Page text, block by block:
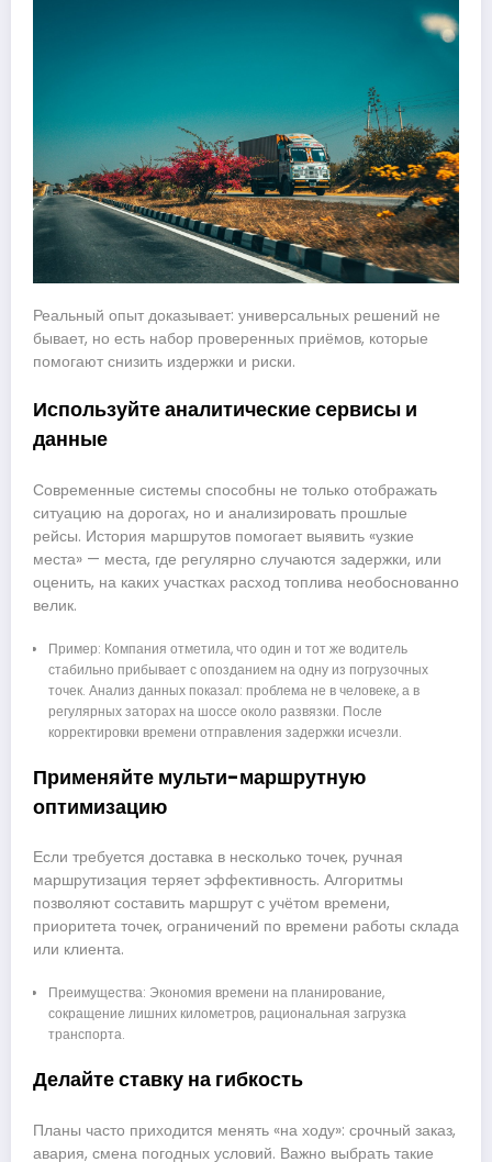
Реальный опыт доказывает: универсальных решений не
бывает, но есть набор проверенных приёмов, которые
помогают снизить издержки и риски.
Используйте аналитические сервисы и
данные
Современные системы способны не только отображать
ситуацию на дорогах, но и анализировать прошлые
рейсы. История маршрутов помогает выявить «узкие
места» — места, где регулярно случаются задержки, или
оценить, на каких участках расход топлива необоснованно
велик.
Пример: Компания отметила, что один и тот же водитель
стабильно прибывает с опозданием на одну из погрузочных
точек. Анализ данных показал: проблема не в человеке, а в
регулярных заторах на шоссе около развязки. После
корректировки времени отправления задержки исчезли.
Применяйте мульти-маршрутную
оптимизацию
Если требуется доставка в несколько точек, ручная
маршрутизация теряет эффективность. Алгоритмы
позволяют составить маршрут с учётом времени,
приоритета точек, ограничений по времени работы склада
или клиента.
Преимущества: Экономия времени на планирование,
сокращение лишних километров, рациональная загрузка
транспорта.
Делайте ставку на гибкость
Планы часто приходится менять «на ходу»: срочный заказ,
авария, смена погодных условий. Важно выбрать такие